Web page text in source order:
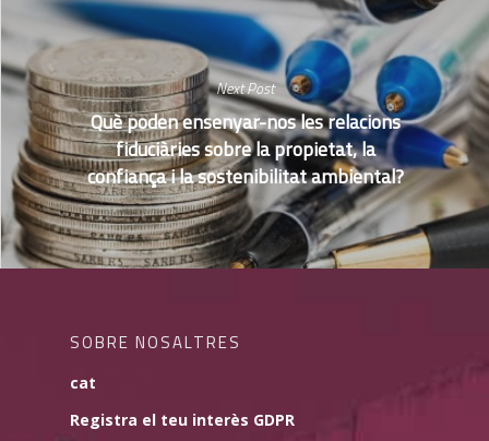
Next Post
Què poden ensenyar-nos les relacions
fiduciàries sobre la propietat, la
confiança i la sostenibilitat ambiental?
SOBRE NOSALTRES
cat
Registra el teu interès GDPR